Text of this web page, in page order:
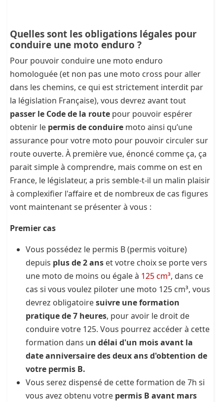
Quelles sont les obligations légales pour
conduire une moto enduro ?
Pour pouvoir conduire une moto enduro
homologuée (et non pas une moto cross pour aller
dans les chemins, ce qui est strictement interdit par
la législation Française), vous devrez avant tout
passer le Code de la route pour pouvoir espérer
obtenir le permis de conduire moto ainsi qu’une
assurance pour votre moto pour pouvoir circuler sur
route ouverte. À première vue, énoncé comme ça, ça
parait simple à comprendre, mais comme on est en
France, le législateur, a pris semble-t-il un malin plaisir
à complexifier l'affaire et de nombreux de cas figures
vont maintenant se présenter à vous :
Premier cas
Vous possédez le permis B (permis voiture)
depuis plus de 2 ans et votre choix se porte vers
une moto de moins ou égale à 125 cm³, dans ce
cas si vous voulez piloter une moto 125 cm³, vous
devrez obligatoiresuivre une formation
pratique de 7 heures, pour avoir le droit de
conduire votre 125. Vous pourrez accéder à cette
formation dans un délai d'un mois avant la
date anniversaire des deux ans d'obtention de
votre permis B.
Vous serez dispensé de cette formation de 7h si
vous avez obtenu votre permis B avant mars